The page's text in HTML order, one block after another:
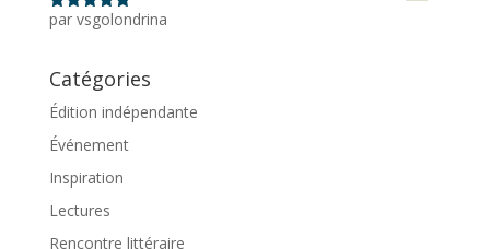
Note5sur
par vsgolondrina
Catégories
Édition indépendante
Événement
Inspiration
Lectures
Rencontre littéraire